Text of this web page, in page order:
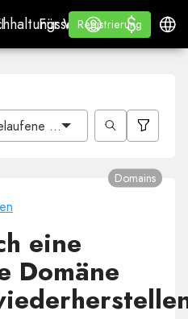
Für
Für Wiederverkäufer
WHITE LABEL
Lernen
Lernen
Registrierung
Registrierung
Anmelden
$
$
Domäne erneuern/
Domains
eine
Domäne